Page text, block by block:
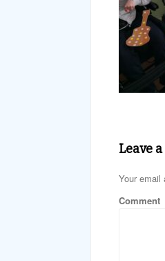
Leave
Your email
Comment